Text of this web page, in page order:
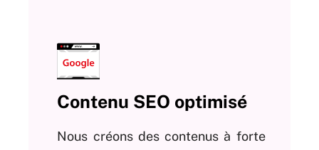
Contenu SEO optimisé
Nous créons des contenus à forte